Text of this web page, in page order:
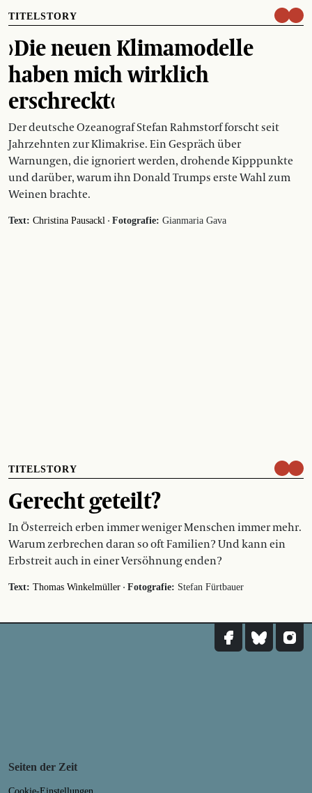
TITELSTORY
›Die neuen Klimamodelle
haben mich wirklich
erschreckt‹
Der deutsche Ozeanograf Stefan Rahmstorf forscht seit
Jahrzehnten zur Klimakrise. Ein Gespräch über
Warnungen, die ignoriert werden, drohende Kipppunkte
und darüber, warum ihn Donald Trumps erste Wahl zum
Weinen brachte.
Text: Christina Pausackl · Fotografie: Gianmaria Gava
TITELSTORY
Gerecht geteilt?
In Österreich erben immer weniger Menschen immer mehr.
Warum zerbrechen daran so oft Familien? Und kann ein
Erbstreit auch in einer Versöhnung enden?
Text: Thomas Winkelmüller · Fotografie: Stefan Fürtbauer
Seiten der Zeit